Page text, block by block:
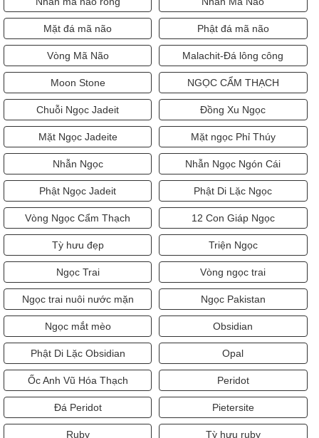
Nhẫn mã não rồng Nhẫn Mã Não
Mặt đá mã não Phật đá mã não
Vòng Mã Não Malachit-Đá lông công
Moon Stone NGỌC CẨM THẠCH
Chuỗi Ngọc Jadeit Đồng Xu Ngọc
Mặt Ngọc Jadeite Mặt ngọc Phỉ Thúy
Nhẫn Ngọc Nhẫn Ngọc Ngón Cái
Phật Ngọc Jadeit Phật Di Lặc Ngọc
Vòng Ngọc Cẩm Thạch 12 Con Giáp Ngọc
Tỳ hưu đẹp Triện Ngọc
Ngọc Trai Vòng ngọc trai
Ngọc trai nuôi nước mặn Ngọc Pakistan
Ngọc mắt mèo Obsidian
Phật Di Lặc Obsidian Opal
Ốc Anh Vũ Hóa Thạch Peridot
Đá Peridot Pietersite